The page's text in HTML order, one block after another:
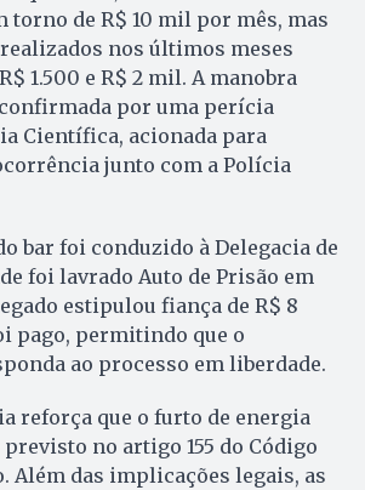
torno de R$ 10 mil por mês, mas
nos últimos meses
1.500 e R$ 2 mil. A manobra
por uma perícia
Científica, acionada para
junto com a Polícia
bar foi conduzido à Delegacia de
foi lavrado Auto de Prisão em
estipulou fiança de R$ 8
pago, permitindo que o
ao processo em liberdade.
reforça que o furto de energia
no artigo 155 do Código
Além das implicações legais, as